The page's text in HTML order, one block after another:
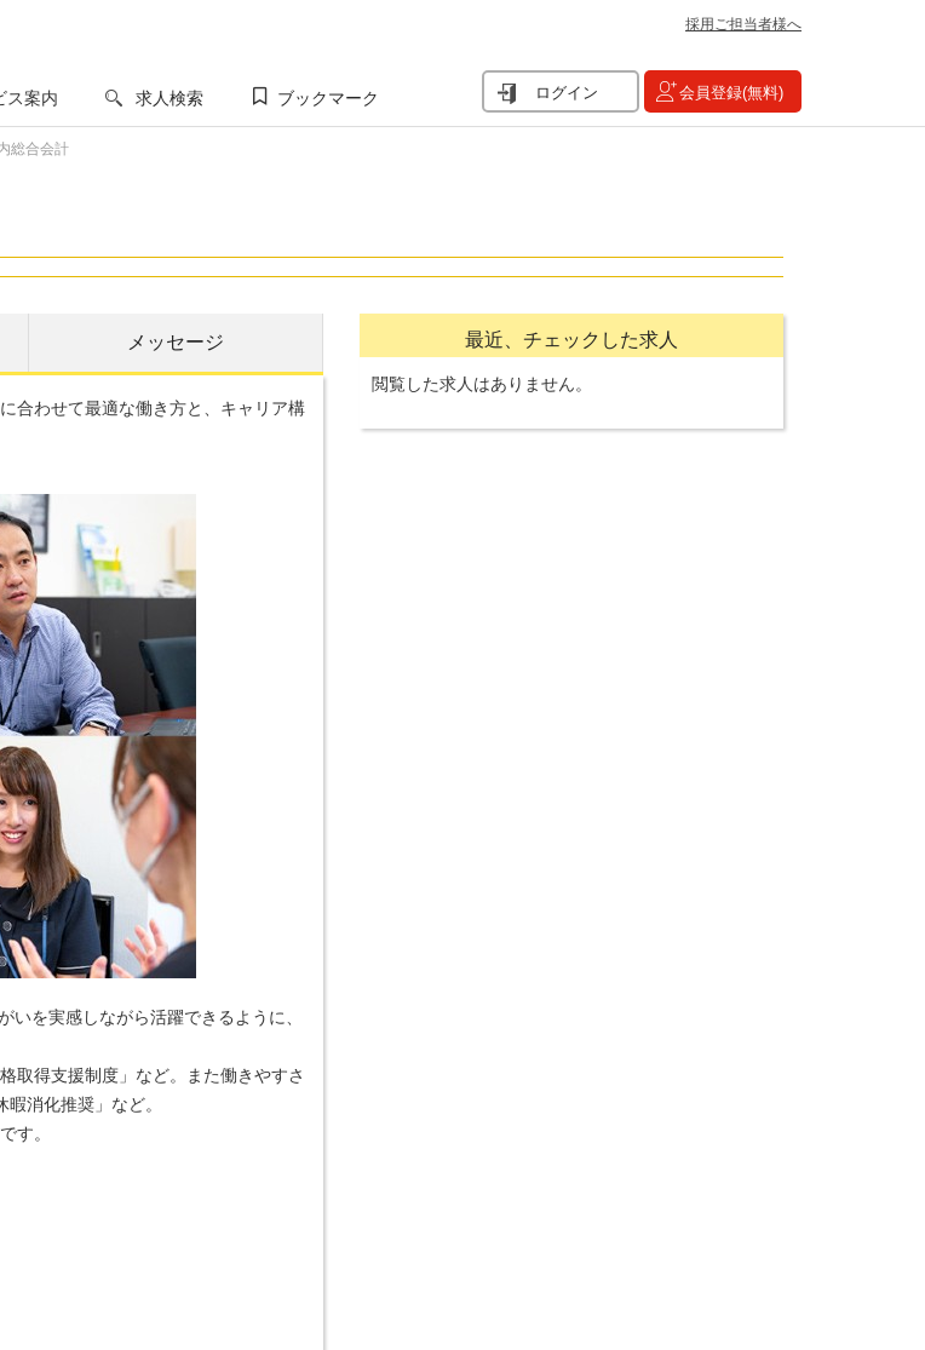
採用ご担当者様へ
ス案内 求人検索 ブックマーク ログイン 会員登録(無料)
総合会計
メッセージ
合わせて最適な働き方と、キャリア構
を実感しながら活躍できるように、
取得支援制度」など。また働きやすさ
消化推奨」など。
す。
最近、チェックした求人
閲覧した求人はありません。